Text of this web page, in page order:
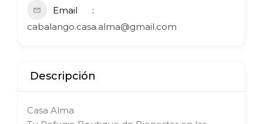
Email
cabalango.casa.alma@gmail.com
Descripción
Casa Alma